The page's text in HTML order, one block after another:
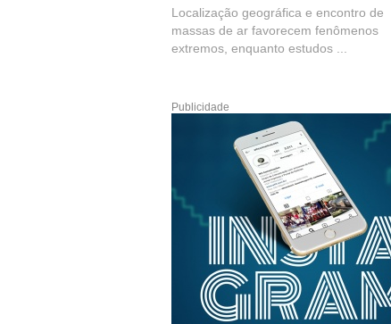
Localização geográfica e encontro de
massas de ar favorecem fenômenos
extremos, enquanto estudos ...
Publicidade